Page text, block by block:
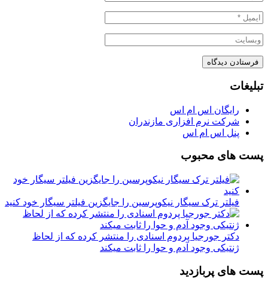
تبلیغات
رایگان اس ام اس
شرکت نرم افزاری مازندران
پنل اس ام اس
پست های محبوب
فیلتر ترک سیگار نیکوپرسین را جایگزین فیلتر سیگار خود کنید
دکتر جورجیا پردوم اسنادی را منتشر کرده که از لحاظ
ژنتیکی وجود آدم و حوا را ثابت میکند
پست های پربازدید